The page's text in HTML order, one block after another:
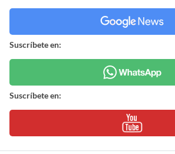
Suscríbete en:
Suscríbete en: